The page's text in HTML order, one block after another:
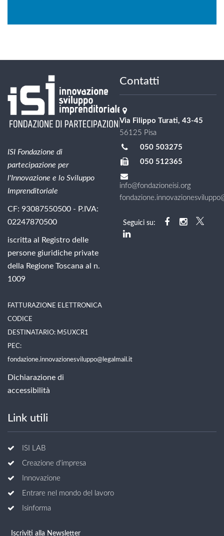
ISI Fondazione di
partecipazione per
l'Innovazione e lo Sviluppo
Imprenditoriale
CF: 93087550500 - P.IVA:
02247870500
iscritta al Registro delle
persone giuridiche private
della Regione Toscana al n.
1009
FATTURAZIONE ELETTRONICA
CODICE
DESTINATARIO: M5UXCR1
PEC:
fondazione.innovazionesviluppo@legalmail.it
Dichiarazione di
accessibilità
Contatti
Via Filippo Turati, 43-45
56125 Pisa
050 503275
050 512365
info@fondazioneisi.org
Seguici su:
Link utili
ISI LAB
Creazione d'impresa
Innovazione
Entrare nel mondo del lavoro
Isinforma
Iscriviti alla Newsletter